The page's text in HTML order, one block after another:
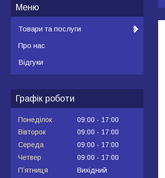
Товари та послуги
Про нас
Відгуки
Графік роботи
Понеділок 09:00
17:00
Вівторок
09:00
17:00
Середа
09:00
17:00
Четвер
09:00
17:00
Пʼятниця
Вихідний